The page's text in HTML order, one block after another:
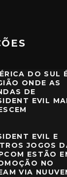
DO SUL
ONDE AS
DE
EVIL
EVIL E
JOGOS
ESTÃO
NO
VIA